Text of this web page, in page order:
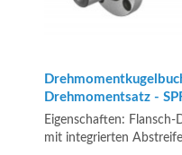
Drehmomentsatz -
Eigenschaften:
mit integrierten